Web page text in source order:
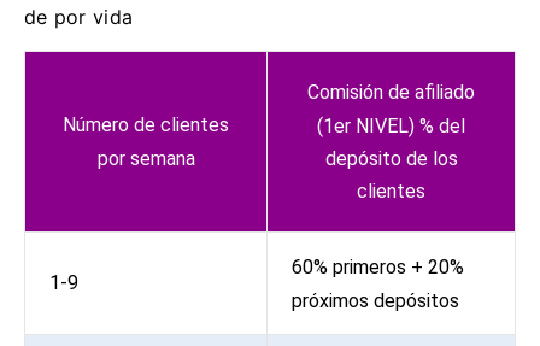
de por vida
Número de clientes
por semana
Comisión de afiliado
(1er NIVEL) % del
depósito de los
clientes
1-9
60% primeros + 20%
próximos depósitos